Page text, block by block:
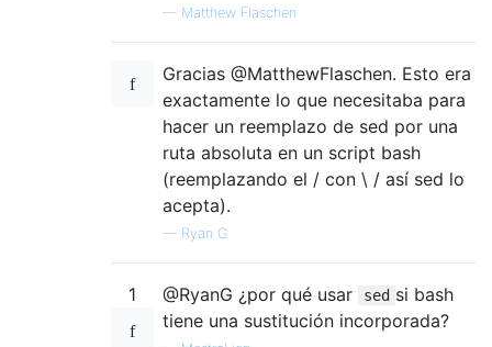
— Matthew Flaschen
Gracias @MatthewFlaschen. Esto era
exactamente lo que necesitaba para
hacer un reemplazo de sed por una
ruta absoluta en un script bash
(reemplazando el / con \ / así sed lo
acepta).
— Ryan G
1 @RyanG ¿por qué usar sed si bash
tiene una sustitución incorporada?